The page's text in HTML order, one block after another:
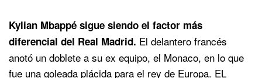
Kylian Mbappé sigue siendo el factor más
diferencial del Real Madrid. El delantero francés
anotó un doblete a su ex equipo, el Monaco, en lo que
fue una goleada plácida para el rey de Europa. EL